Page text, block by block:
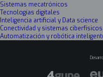
Sistemas mecatrónicos
Tecnologías digitales
Inteligencia artificial y Data science
Conectividad y sistemas ciberfísicos
Automatización y robótica